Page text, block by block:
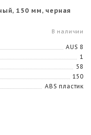
150 мм, черная
В наличии
AUS 8
1
58
150
ABS пластик